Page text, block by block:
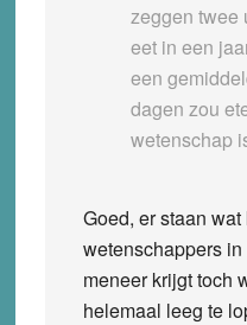
zeggen twee
eet in een
een
dagen zou
wetenschap
Goed, er staan
wetenschappers
meneer krijgt toch
helemaal leeg te